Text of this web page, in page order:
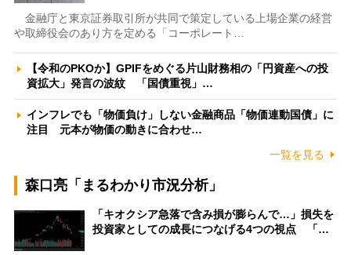
金融庁と東京証券取引所が共同で策定している上場企業の経営
や取締役会のあり方を定める「コーポレート…
【令和のPKOか】GPIFをめぐる片山財務相の「円資産への投
資拡大」発言の波紋 「国債重視」…
インフレでも「物価負け」しない金融商品「物価連動国債」に
注目 元本が物価の動きに合わせ…
一覧を見る
森口亮「まるわかり市況分析」
「キオクシア急落で含み損が膨らんで…」損失を
投資家としての成長につなげる4つの視点 「…